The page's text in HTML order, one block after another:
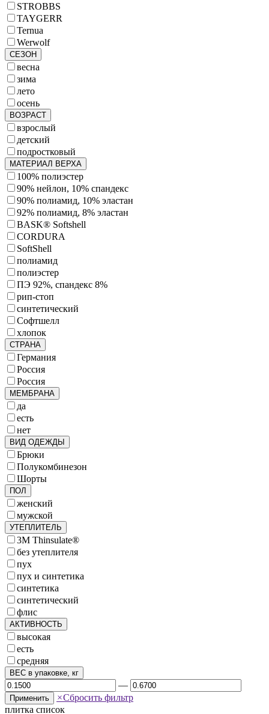
STROBBS
TAYGERR
Ternua
Werwolf
СЕЗОН
весна
зима
лето
осень
ВОЗРАСТ
взрослый
детский
подростковый
МАТЕРИАЛ ВЕРХА
100% полиэстер
90% нейлон, 10% спандекс
90% полиамид, 10% эластан
92% полиамид, 8% эластан
BASK® Softshell
CORDURA
SoftShell
полиамид
полиэстер
ПЭ 92%, спандекс 8%
рип-стоп
синтетический
Софтшелл
хлопок
СТРАНА
Германия
Россия
Россия
МЕМБРАНА
да
есть
нет
ВИД ОДЕЖДЫ
Брюки
Полукомбинезон
Шорты
ПОЛ
женский
мужской
УТЕПЛИТЕЛЬ
3M Thinsulate®
без утеплителя
пух
пух и синтетика
синтетика
синтетический
флис
АКТИВНОСТЬ
высокая
есть
средняя
ВЕС в упаковке, кг
—
Применить ×Сбросить фильтр
плитка список